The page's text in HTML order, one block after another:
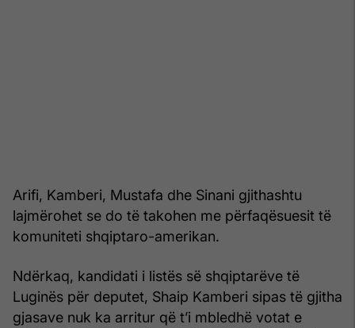
Arifi, Kamberi, Mustafa dhe Sinani gjithashtu
lajmërohet se do të takohen me përfaqësuesit të
komuniteti shqiptaro-amerikan.
Ndërkaq, kandidati i listës së shqiptarëve të
Luginës për deputet, Shaip Kamberi sipas të gjitha
gjasave nuk ka arritur që t’i mbledhë votat e